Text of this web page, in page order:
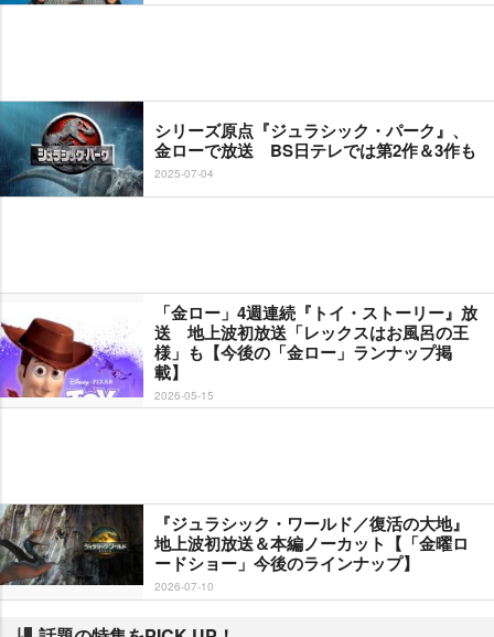
シリーズ原点『ジュラシック・パーク』、
金ローで放送 BS日テレでは第2作＆3作も
2025-07-04
「金ロー」4週連続『トイ・ストーリー』放
送 地上波初放送「レックスはお風呂の王
様」も【今後の「金ロー」ランナップ掲
載】
2026-05-15
『ジュラシック・ワールド／復活の大地』
地上波初放送＆本編ノーカット【「金曜ロ
ードショー」今後のラインナップ】
2026-07-10